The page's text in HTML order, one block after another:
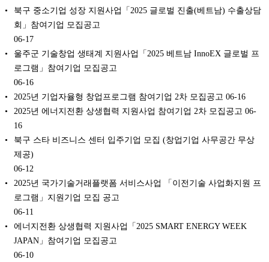
북구 중소기업 성장 지원사업「2025 글로벌 진출(베트남) 수출상담
회」참여기업 모집공고
06-17
울주군 기술창업 생태계 지원사업「2025 베트남 InnoEX 글로벌 프
로그램」참여기업 모집공고
06-16
2025년 기업자율형 창업프로그램 참여기업 2차 모집공고 06-16
2025년 에너지전환 상생협력 지원사업 참여기업 2차 모집공고 06-
16
북구 스타 비즈니스 센터 입주기업 모집 (창업기업 사무공간 무상
제공)
06-12
2025년 국가기술거래플랫폼 서비스사업 「이전기술 사업화지원 프
로그램」지원기업 모집 공고
06-11
에너지전환 상생협력 지원사업「2025 SMART ENERGY WEEK
JAPAN」참여기업 모집공고
06-10